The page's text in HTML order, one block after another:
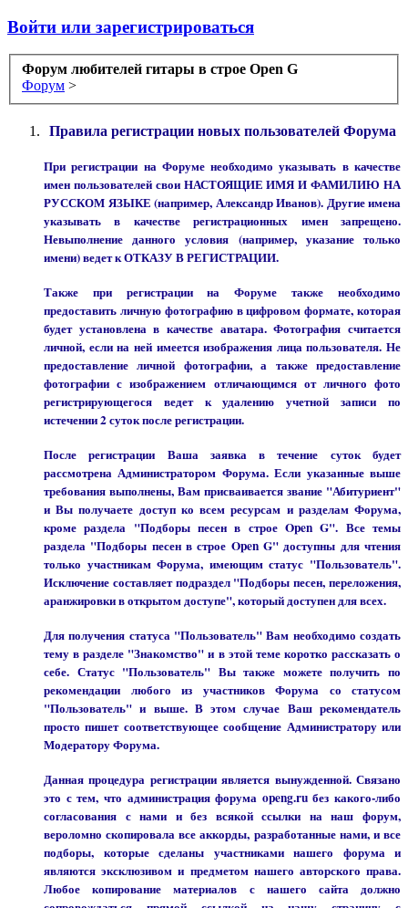
Войти или зарегистрироваться
Форум любителей гитары в строе Open G
Форум >
Правила регистрации новых пользователей Форума
При регистрации на Форуме необходимо указывать в качестве
имен пользователей свои НАСТОЯЩИЕ ИМЯ И ФАМИЛИЮ НА
РУССКОМ ЯЗЫКЕ (например, Александр Иванов). Другие имена
указывать в качестве регистрационных имен запрещено.
Невыполнение данного условия (например, указание только
имени) ведет к ОТКАЗУ В РЕГИСТРАЦИИ.
Также при регистрации на Форуме также необходимо
предоставить личную фотографию в цифровом формате, которая
будет установлена в качестве аватара. Фотография считается
личной, если на ней имеется изображения лица пользователя. Не
предоставление личной фотографии, а также предоставление
фотографии с изображением отличающимся от личного фото
регистрирующегося ведет к удалению учетной записи по
истечении 2 суток после регистрации.
После регистрации Ваша заявка в течение суток будет
рассмотрена Администратором Форума. Если указанные выше
требования выполнены, Вам присваивается звание "Абитуриент"
и Вы получаете доступ ко всем ресурсам и разделам Форума,
кроме раздела "Подборы песен в строе Open G". Все темы
раздела "Подборы песен в строе Open G" доступны для чтения
только участникам Форума, имеющим статус "Пользователь".
Исключение составляет подраздел "Подборы песен, переложения,
аранжировки в открытом доступе", который доступен для всех.
Для получения статуса "Пользователь" Вам необходимо создать
тему в разделе "Знакомство" и в этой теме коротко рассказать о
себе. Статус "Пользователь" Вы также можете получить по
рекомендации любого из участников Форума со статусом
"Пользователь" и выше. В этом случае Ваш рекомендатель
просто пишет соответствующее сообщение Администратору или
Модератору Форума.
Данная процедура регистрации является вынужденной. Связано
это с тем, что администрация форума openg.ru без какого-либо
согласования с нами и без всякой ссылки на наш форум,
вероломно скопировала все аккорды, разработанные нами, и все
подборы, которые сделаны участниками нашего форума и
являются эксклюзивом и предметом нашего авторского права.
Любое копирование материалов с нашего сайта должно